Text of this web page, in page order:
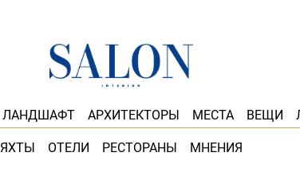
ЛАНДШАФТ АРХИТЕКТОРЫ МЕСТА ВЕЩИ
ЯХТЫ ОТЕЛИ РЕСТОРАНЫ МНЕНИЯ